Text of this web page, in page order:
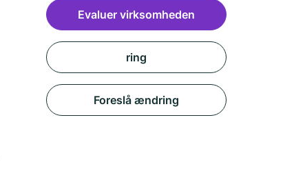
Evaluer virksomheden
ring
Foreslå ændring